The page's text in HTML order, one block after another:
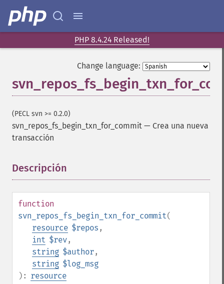
PHP 8.4.24 Released!
Change language:
(PECL svn >= 0.2.0)
svn_repos_fs_begin_txn_for_commit — Crea una nueva
transacción
Descripción
function
svn_repos_fs_begin_txn_for_commit(
resource $repos ,
int $rev,
string $author,
string $log_msg
): resource